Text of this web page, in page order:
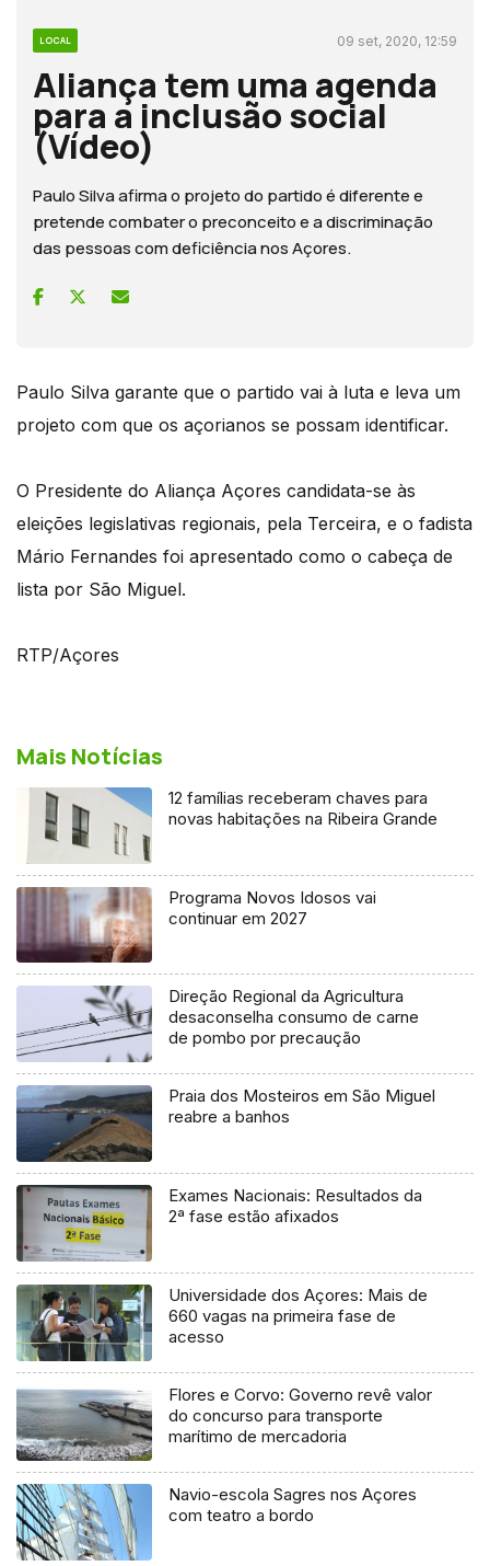
LOCAL 09 set, 2020, 12:59
Aliança tem uma agenda
para a inclusão social
(Vídeo)
Paulo Silva afirma o projeto do partido é diferente e
pretende combater o preconceito e a discriminação
das pessoas com deficiência nos Açores.
Paulo Silva garante que o partido vai à luta e leva um
projeto com que os açorianos se possam identificar.
O Presidente do Aliança Açores candidata-se às
eleições legislativas regionais, pela Terceira, e o fadista
Mário Fernandes foi apresentado como o cabeça de
lista por São Miguel.
RTP/Açores
Mais Notícias
12 famílias receberam chaves para
novas habitações na Ribeira Grande
Programa Novos Idosos vai
continuar em 2027
Direção Regional da Agricultura
desaconselha consumo de carne
de pombo por precaução
Praia dos Mosteiros em São Miguel
reabre a banhos
Exames Nacionais: Resultados da
2ª fase estão afixados
Universidade dos Açores: Mais de
660 vagas na primeira fase de
acesso
Flores e Corvo: Governo revê valor
do concurso para transporte
marítimo de mercadoria
Navio-escola Sagres nos Açores
com teatro a bordo